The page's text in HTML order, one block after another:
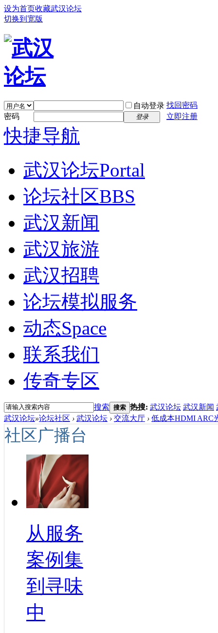
设为首页收藏武汉论坛
切换到宽版
自动登录 找回密码
密码
登录 立即注册
快捷导航
武汉论坛Portal
论坛社区BBS
武汉新闻
武汉旅游
武汉招聘
论坛模拟服务
动态Space
联系我们
传奇专区
搜索 搜索 热搜: 武汉论坛 武汉新闻
武汉论坛»论坛社区 › 武汉论坛 › 交流大厅 › 低成本HDMI ARC
社区广播台
从服务
案例集
到寻味
中